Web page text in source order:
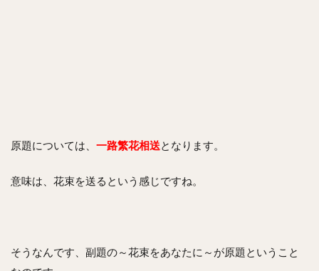
原題については、 一路繁花相送となります。
意味は、花束を送るという感じですね。
そうなんです、副題の～花束をあなたに～が原題ということ